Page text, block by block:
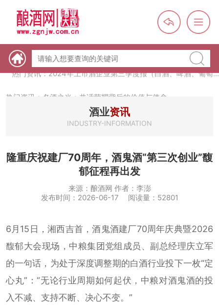
热门资讯：未来，传统酒类经销商群体会消失吗？
热门资讯：首批28个酒品牌入选中国消费名品，不仅仅是荣誉那
么简单
热门资讯：2024年上市酒企业第三季度报（白酒、啤酒、葡萄
酒业资讯
INDUSTRY-INFORMATION
隆重庆祝建厂70周年，酒鬼酒“第三次创业”馥
郁征程再出发
来源：酿酒网 作者：李澎
发布时间：2026-06-17 阅读量：52801
6月15日，湘西吉首，酒鬼酒建厂70周年庆典暨2026
馥郁大会现场，中粮集团党组成员、副总经理庆立军
的一句话，为处于深度调整期的白酒行业投下一枚“定
心丸”：“无论行业周期如何起伏，中粮对酒鬼酒的投
入不减、支持不断、决心不变。”